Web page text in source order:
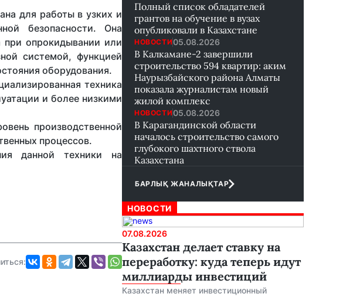
для работы в узких и
безопасности. Она
при опрокидывании или
системой, функцией
оборудования.
техника
и более низкими
производственной
процессов.
данной техники на
Полный список обладателей
грантов на обучение в вузах
опубликовали в Казахстане
НОВОСТИ 05.08.2026
В Калкамане-2 завершили
строительство 594 квартир: аким
Наурызбайского района Алматы
показала журналистам новый
жилой комплекс
НОВОСТИ 05.08.2026
В Карагандинской области
началось строительство самого
глубокого шахтного ствола
Казахстана
БАРЛЫҚ ЖАНАЛЫҚТАР
НОВОСТИ
07.08.2026
Казахстан делает ставку на
переработку: куда теперь идут
миллиарды инвестиций
Казахстан меняет инвестиционный